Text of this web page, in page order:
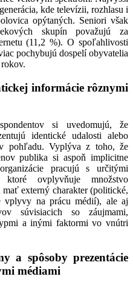
kde televízii, rozhlasu i
opýtaných. Seniori však
skupín považujú za
(11,2 %). O spoľahlivosti
pochybujú dospelí obyvatelia
informácie rôznymi
si uvedomujú, že
identické udalosti alebo
pohľadu. Vyplýva z toho, že
publika si aspoň implicitne
pracujú s určitými
ktoré ovplyvňuje množstvo
externý charakter (politické,
vplyvy na prácu médií), ale aj
súvisiacich so záujmami,
a inými faktormi vo vnútri
a spôsoby prezentácie
médiami